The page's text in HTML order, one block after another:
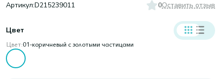
Артикул:D215239011 0Оставить отзыв
Цвет
Цвет:01-коричневый с золотыми частицами